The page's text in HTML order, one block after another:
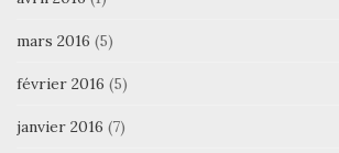
mars 2016 (5)
février 2016 (5)
janvier 2016 (7)